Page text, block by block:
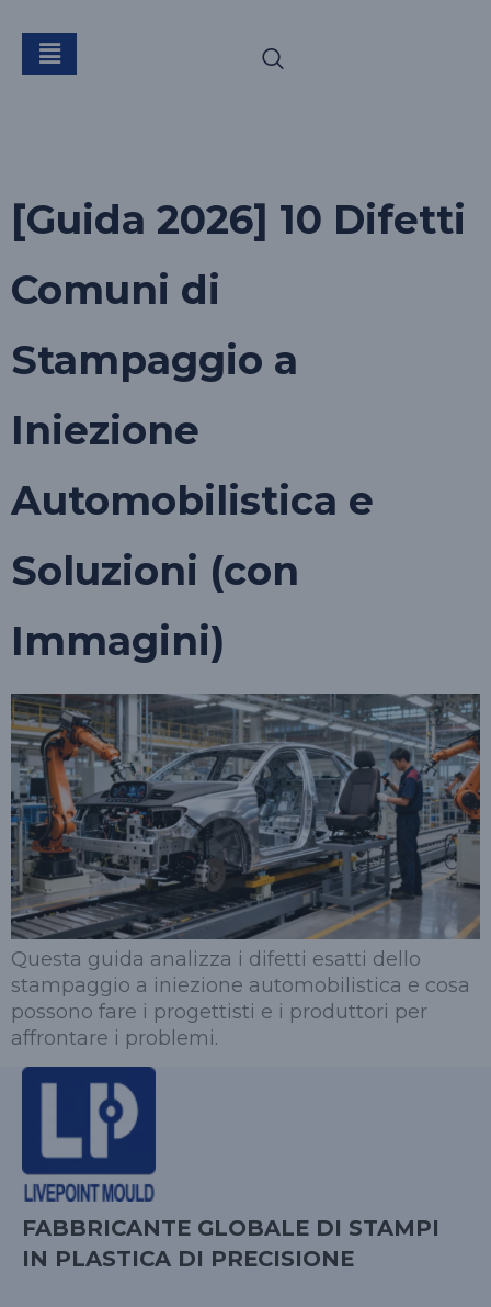
Tag:
iniezione
[Guida 2026] 10 Difetti
Comuni di
Stampaggio a
Iniezione
Automobilistica e
Soluzioni (con
Immagini)
Questa guida analizza i difetti esatti dello
stampaggio a iniezione automobilistica e cosa
possono fare i progettisti e i produttori per
affrontare i problemi.
FABBRICANTE GLOBALE DI STAMPI
IN PLASTICA DI PRECISIONE